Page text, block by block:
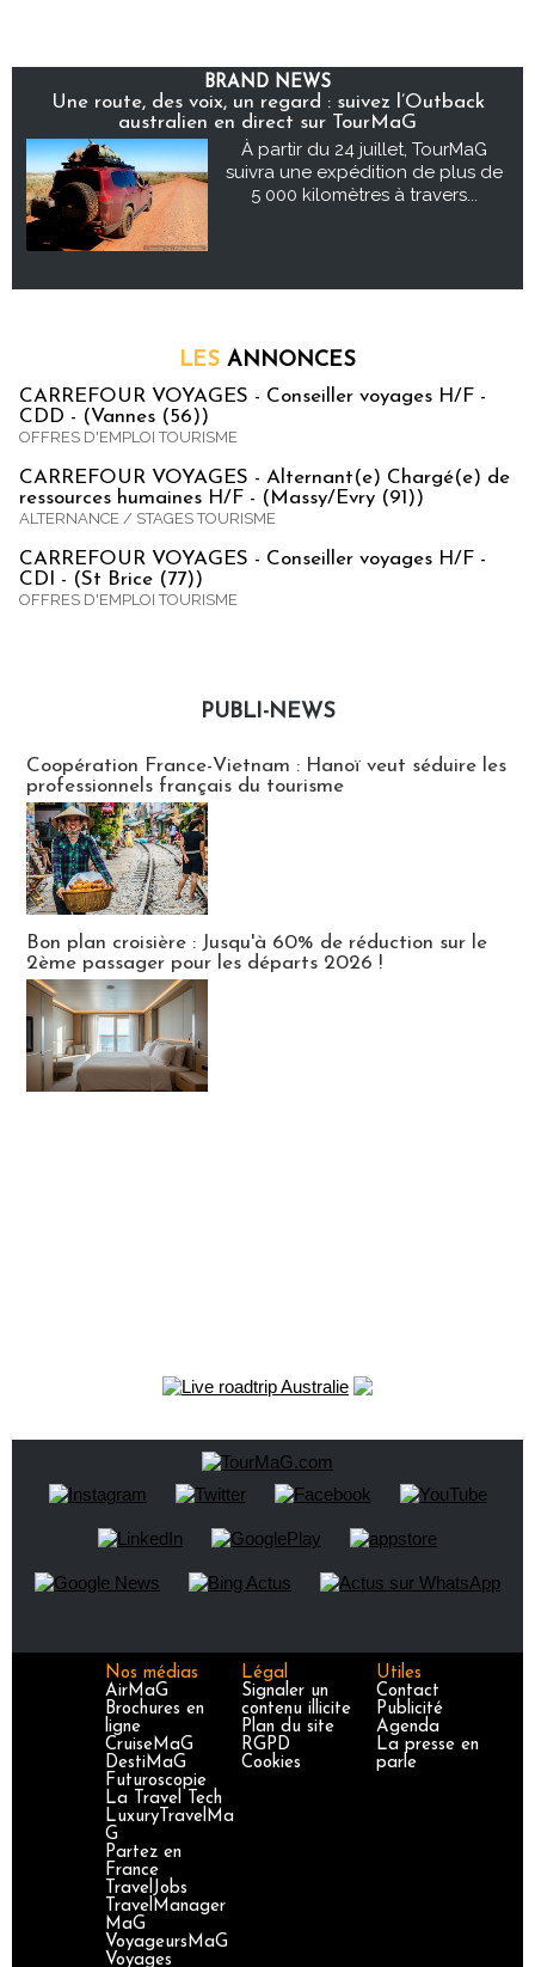
BRAND NEWS
Une route, des voix, un regard : suivez l’Outback
australien en direct sur TourMaG
À partir du 24 juillet, TourMaG
suivra une expédition de plus de
5 000 kilomètres à travers...
LES ANNONCES
CARREFOUR VOYAGES - Conseiller voyages H/F -
CDD - (Vannes (56))
OFFRES D'EMPLOI TOURISME
CARREFOUR VOYAGES - Alternant(e) Chargé(e) de
ressources humaines H/F - (Massy/Evry (91))
ALTERNANCE / STAGES TOURISME
CARREFOUR VOYAGES - Conseiller voyages H/F -
CDI - (St Brice (77))
OFFRES D'EMPLOI TOURISME
PUBLI-NEWS
Coopération France-Vietnam : Hanoï veut séduire les
professionnels français du tourisme
Bon plan croisière : Jusqu'à 60% de réduction sur le
2ème passager pour les départs 2026 !
Nos médias
AirMaG
Brochures en
ligne
CruiseMaG
DestiMaG
Futuroscopie
La Travel Tech
LuxuryTravelMa
G
Partez en
France
TravelJobs
TravelManager
MaG
VoyageursMaG
Voyages
Légal
Signaler un
contenu illicite
Plan du site
RGPD
Cookies
Utiles
Contact
Publicité
Agenda
La presse en
parle